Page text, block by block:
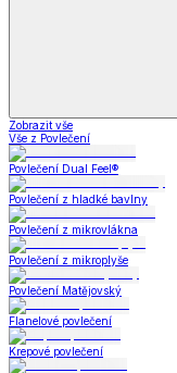
Zobrazit vše
Vše z Povlečení
Povlečení Dual Feel®
Povlečení z hladké bavlny
Povlečení z mikrovlákna
Povlečení z mikroplyše
Povlečení Matějovský
Flanelové povlečení
Krepové povlečení